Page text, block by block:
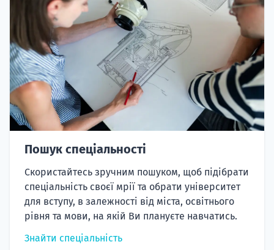
Пошук спеціальності
Скористайтесь зручним пошуком, щоб підібрати
спеціальність своєї мрії та обрати університет
для вступу, в залежності від міста, освітнього
рівня та мови, на якій Ви плануєте навчатись.
Знайти спеціальність